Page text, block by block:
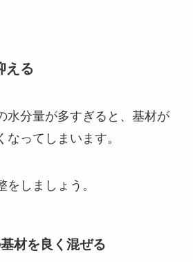
える
水分量が多すぎると、基材が
ってしまいます。
しましょう。
材を良く混ぜる